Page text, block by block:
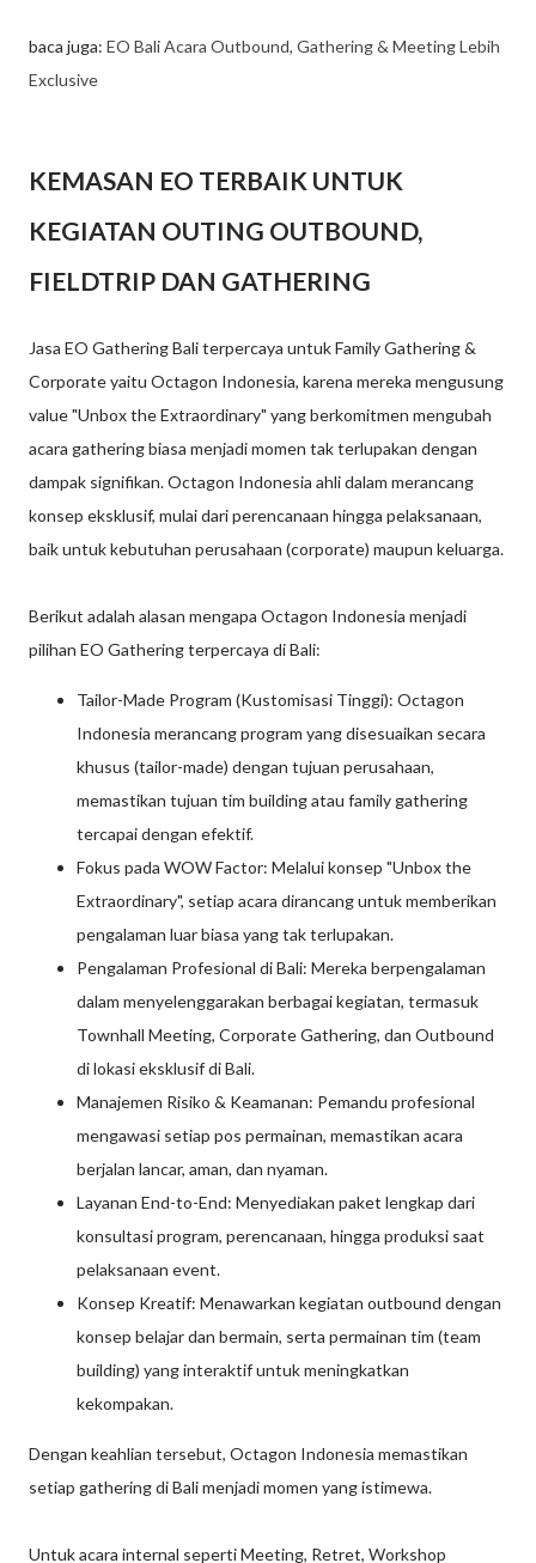
baca juga: EO Bali Acara Outbound, Gathering & Meeting Lebih
Exclusive
KEMASAN EO TERBAIK UNTUK
KEGIATAN OUTING OUTBOUND,
FIELDTRIP DAN GATHERING
Jasa EO Gathering Bali terpercaya untuk Family Gathering &
Corporate yaitu Octagon Indonesia, karena mereka mengusung
value "Unbox the Extraordinary" yang berkomitmen mengubah
acara gathering biasa menjadi momen tak terlupakan dengan
dampak signifikan. Octagon Indonesia ahli dalam merancang
konsep eksklusif, mulai dari perencanaan hingga pelaksanaan,
baik untuk kebutuhan perusahaan (corporate) maupun keluarga.
Berikut adalah alasan mengapa Octagon Indonesia menjadi
pilihan EO Gathering terpercaya di Bali:
Tailor-Made Program (Kustomisasi Tinggi): Octagon
Indonesia merancang program yang disesuaikan secara
khusus (tailor-made) dengan tujuan perusahaan,
memastikan tujuan tim building atau family gathering
tercapai dengan efektif.
Fokus pada WOW Factor: Melalui konsep "Unbox the
Extraordinary", setiap acara dirancang untuk memberikan
pengalaman luar biasa yang tak terlupakan.
Pengalaman Profesional di Bali: Mereka berpengalaman
dalam menyelenggarakan berbagai kegiatan, termasuk
Townhall Meeting, Corporate Gathering, dan Outbound
di lokasi eksklusif di Bali.
Manajemen Risiko & Keamanan: Pemandu profesional
mengawasi setiap pos permainan, memastikan acara
berjalan lancar, aman, dan nyaman.
Layanan End-to-End: Menyediakan paket lengkap dari
konsultasi program, perencanaan, hingga produksi saat
pelaksanaan event.
Konsep Kreatif: Menawarkan kegiatan outbound dengan
konsep belajar dan bermain, serta permainan tim (team
building) yang interaktif untuk meningkatkan
kekompakan.
Dengan keahlian tersebut, Octagon Indonesia memastikan
setiap gathering di Bali menjadi momen yang istimewa.
Untuk acara internal seperti Meeting, Retret, Workshop